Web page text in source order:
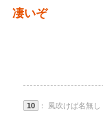
凄いぞ
10 ： 風吹けば名無